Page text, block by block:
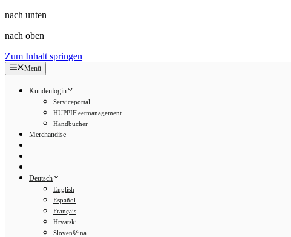
nach unten
nach oben
Zum Inhalt springen
Menü
Kundenlogin
Serviceportal
HUPPIFleetmanagement
Handbücher
Merchandise
Deutsch
English
Español
Français
Hrvatski
Slovenščina